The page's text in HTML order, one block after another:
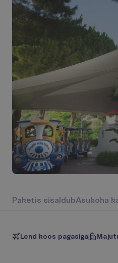
Paketis sisaldubAsukoha k
Lend koos pagasiga